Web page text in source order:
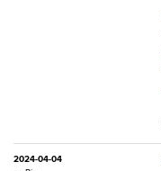
2024-04-04